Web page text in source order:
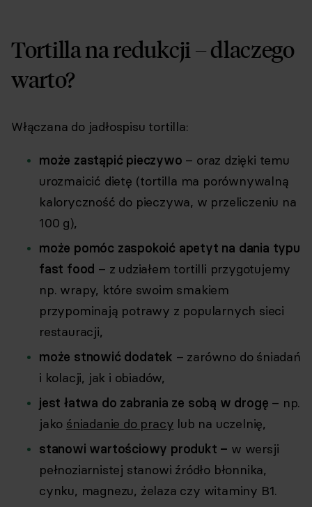
Tortilla na redukcji – dlaczego
warto?
Włączana do jadłospisu tortilla:
może zastąpić pieczywo – oraz dzięki temu
urozmaicić dietę (tortilla ma porównywalną
kaloryczność do pieczywa, w przeliczeniu na
100 g),
może pomóc zaspokoić apetyt na dania typu
fast food – z udziałem tortilli przygotujemy
np. wrapy, które swoim smakiem
przypominają potrawy z popularnych sieci
restauracji,
może stnowić dodatek – zarówno do śniadań
i kolacji, jak i obiadów,
jest łatwa do zabrania ze sobą w drogę – np.
jako śniadanie do pracy lub na uczelnię,
stanowi wartościowy produkt – w wersji
pełnoziarnistej stanowi źródło błonnika,
cynku, magnezu, żelaza czy witaminy B1.